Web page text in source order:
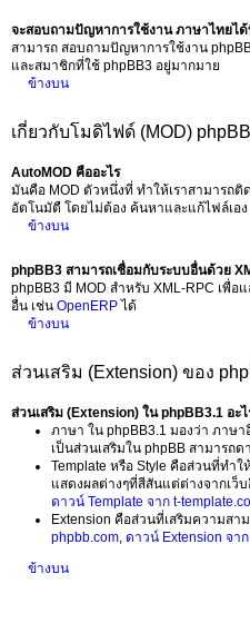
จะสอบถามปัญหาการใช้งาน ภาษาไทยไ
สามารถ สอบถามปัญหาการใช้งาน
และสมาชิกที่ใช้ phpBB3 อยู่มากมาย
ข้างบน
เกี่ยวกับโมดิไฟด์ (MOD)
AutoMOD คืออะไร
มันคือ MOD ตัวหนึ่งที่ ทำให้เราสามารถติ
อัตโนมัตื โดยไม่ต้อง ค้นหาและแก้ไฟล์เอง
ข้างบน
phpBB3 สามารถเชื่อมกับระบบอื่นด้วย
phpBB3 มี MOD สำหรับ XML-RPC เพื่
อื่น เช่น OpenERP ได้
ข้างบน
ส่วนเสริม (Extension) ของ
ส่วนเสริม (Extension) ใน phpBB3.1 อะ
ภาษา ใน phpBB3.1 มองว่า ภาษ
เป็นส่วนเสริมใน phpBB สามารถ
Template หรือ Style คือส่วนที่ทำใ
แสดงผลต่างๆที่สีสันแต่ต่างจากเว็
ดาวน์ Template จาก t-
Extension คือส่วนที่เสริมความสา
phpbb.com, ดาวน์ Extension จา
ข้างบน